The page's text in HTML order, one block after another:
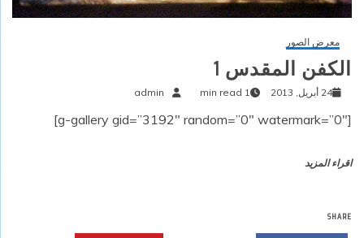
معرض الصور
الكفن المقدس 1
24 أبريل, 2013 1 min read
admin
[g-gallery gid=”3192″ random=”0″ watermark=”0″]
اقراء المزيد
SHARE